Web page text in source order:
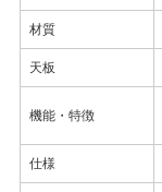
材質
天板
機能・特徴
仕様